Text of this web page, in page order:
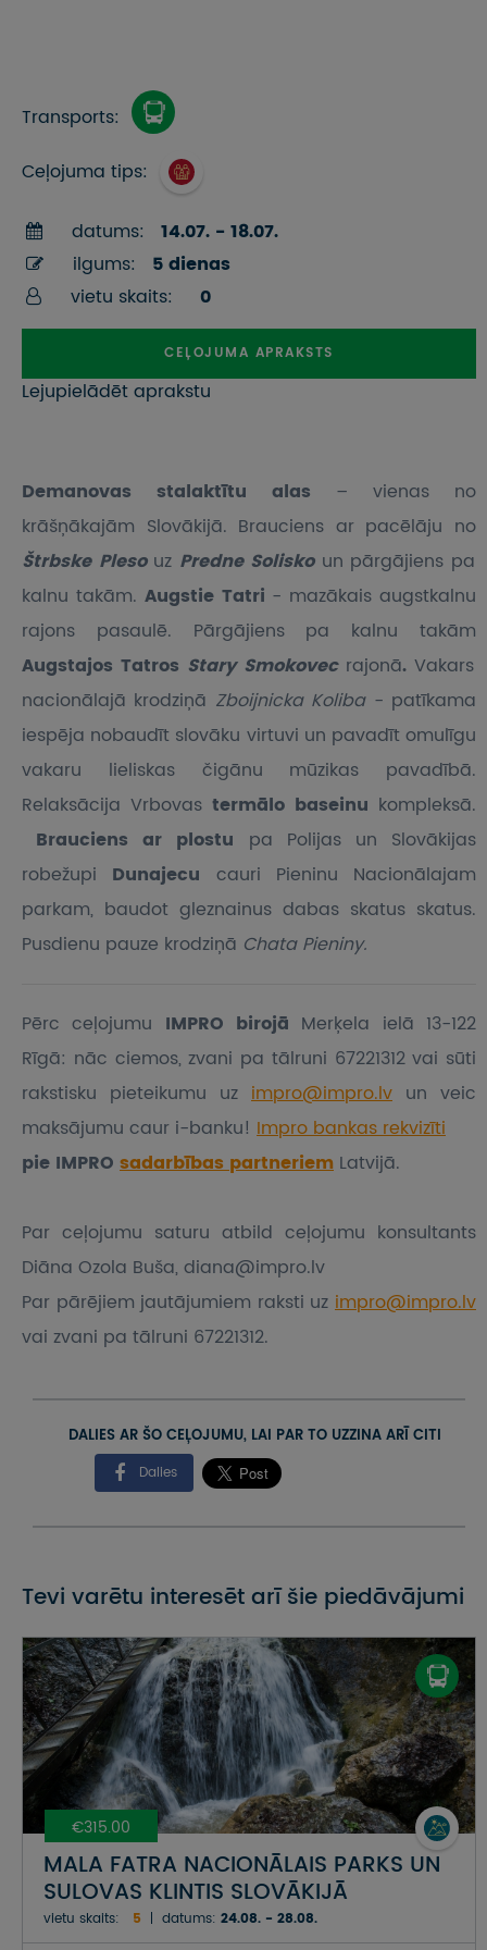
Transports:
Ceļojuma tips:
datums:
14.07. - 18.07.
ilgums:
5 dienas
vietu skaits:
0
CEĻOJUMA APRAKSTS
Lejupielādēt aprakstu
Demanovas stalaktītu alas – vienas no
krāšņākajām Slovākijā. Brauciens ar pacēlāju no
Štrbske Pleso uz Predne Solisko un pārgājiens pa
kalnu takām. Augstie Tatri - mazākais augstkalnu
rajons pasaulē. Pārgājiens pa kalnu takām
Augstajos Tatros Stary Smokovec rajonā. Vakars
nacionālajā krodziņā Zboijnicka Koliba- patīkama
iespēja nobaudīt slovāku virtuvi un pavadīt omulīgu
vakaru lieliskas čigānu mūzikas pavadībā.
Relaksācija Vrbovas termālo baseinu kompleksā.
Brauciens ar plostu pa Polijas un Slovākijas
robežupi Dunajecu cauri Pieninu Nacionālajam
parkam, baudot gleznainus dabas skatus skatus.
Pusdienu pauze krodziņā Chata Pieniny.
Pērc ceļojumu IMPRO birojā Merķela ielā 13-122
Rīgā: nāc ciemos, zvani pa tālruni 67221312 vai sūti
rakstisku pieteikumu uz impro@impro.lv un veic
maksājumu caur i-banku! Impro bankas rekvizīti
pie IMPRO sadarbības partneriem Latvijā.
Par ceļojumu saturu atbild ceļojumu konsultants
Diāna Ozola Buša, diana@impro.lv
Par pārējiem jautājumiem raksti uz impro@impro.lv
vai zvani pa tālruni 67221312.
DALIES AR ŠO CEĻOJUMU, LAI PAR TO UZZINA ARĪ CITI
Dalies
Tevi varētu interesēt arī šie piedāvājumi
€315.00
MALA FATRA NACIONĀLAIS PARKS UN
SULOVAS KLINTIS SLOVĀKIJĀ
vietu skaits: 5 datums: 24.08. - 28.08.